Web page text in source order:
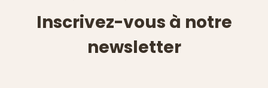
Inscrivez-vous à notre
newsletter